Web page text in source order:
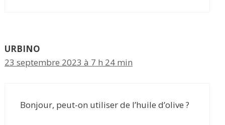
URBINO
23 septembre 2023 à 7 h 24 min
Bonjour, peut-on utiliser de l’huile d’olive ?